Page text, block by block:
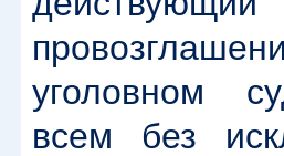
уголовном
всем без